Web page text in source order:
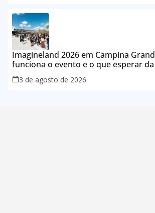
Imagineland 2026 em Campina
funciona o evento e o que esperar
3 de agosto de 2026